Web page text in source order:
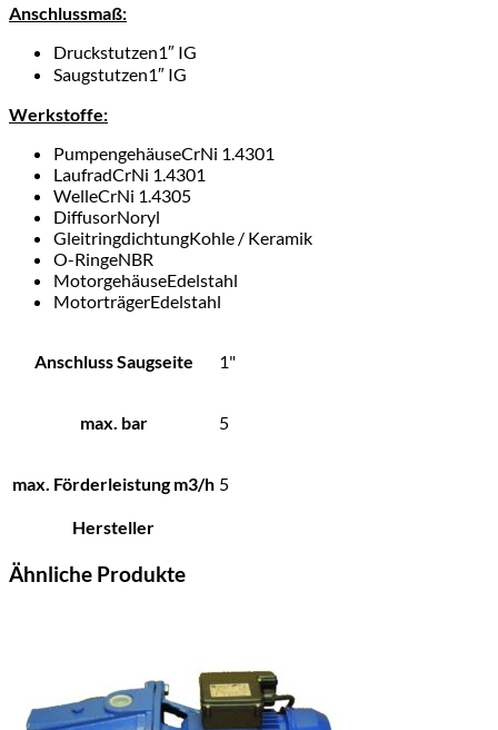
Anschlussmaß:
Druckstutzen1″ IG
Saugstutzen1″ IG
Werkstoffe:
PumpengehäuseCrNi 1.4301
LaufradCrNi 1.4301
WelleCrNi 1.4305
DiffusorNoryl
GleitringdichtungKohle / Keramik
O-RingeNBR
MotorgehäuseEdelstahl
MotorträgerEdelstahl
Anschluss Saugseite 1"
max. bar 5
max. Förderleistung m3/h 5
Hersteller
Ähnliche Produkte